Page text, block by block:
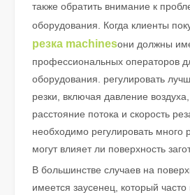
Как выбрать партнера по работе: станок для лазерной резки
Лазерная резка металла — это
также обратить внимание к
оборудования. Когда клиенты
резка machinesони должны
профессиональных операторов
оборудования. регулировать
резки, включая давление
расстояние потока и скорость
необходимо регулировать много
могут влияет ли поверхность
В большинстве случаев на
имеется заусенец, который часто